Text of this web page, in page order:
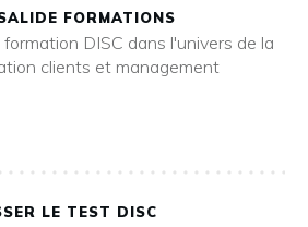
FORMATIONS
DISC dans l'univers de la
clients et management
LE TEST DISC